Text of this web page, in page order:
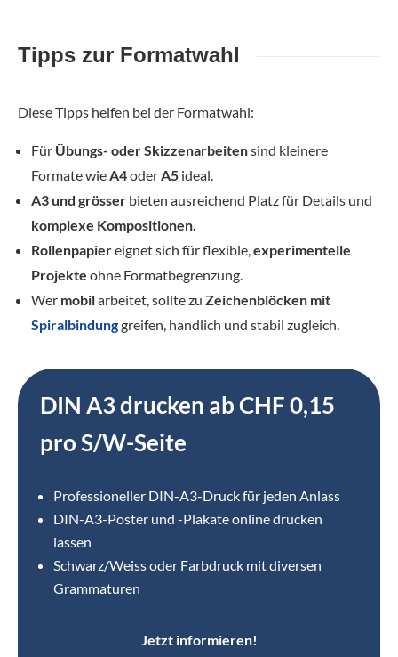
Tipps zur Formatwahl
Diese Tipps helfen bei der Formatwahl:
Für Übungs- oder Skizzenarbeitensind kleinere
Formate wieA4oderA5 ideal.
A3 und grösser bieten ausreichend Platz für Details und
komplexe Kompositionen.
Rollenpapiereignet sich für flexible,experimentelle
Projekte ohne Formatbegrenzung.
Wer mobilarbeitet, sollte zu Zeichenblöcken mit
Spiralbindunggreifen, handlich und stabil zugleich.
DIN A3 drucken ab CHF 0,15
pro S/W-Seite
Professioneller DIN-A3-Druck für jeden Anlass
DIN-A3-Poster und -Plakate online drucken
lassen
Schwarz/Weiss oder Farbdruck mit diversen
Grammaturen
Jetzt informieren!